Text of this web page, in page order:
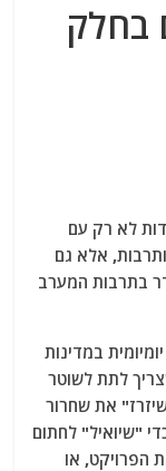
בחלק
לא רק עם
אלא גם
בתרבות המערב
במדינות
לתת לשוטר
את שחרור
"שיואיל" לחתום
הפרויקט, או